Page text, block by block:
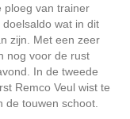
ploeg van trainer
wat in dit
zijn. Met een zeer
nog voor de rust
In de tweede
Remco Veul wist te
de touwen schoot.